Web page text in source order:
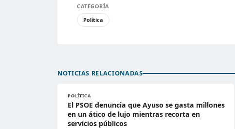
CATEGORÍA
Política
NOTICIAS RELACIONADAS
POLÍTICA
El PSOE denuncia que Ayuso se gasta millones
en un ático de lujo mientras recorta en
servicios públicos